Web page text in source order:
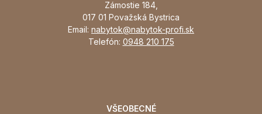
Zámostie 184,
017 01 Považská Bystrica
Email: nabytok@nabytok-profi.sk
Telefón: 0948 210 175
VŠEOBECNÉ